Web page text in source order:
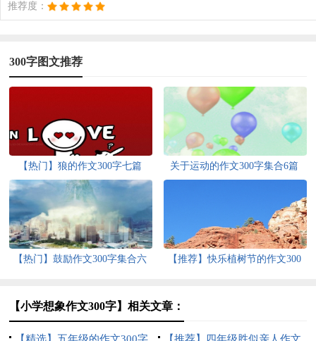
推荐度：
300字图文推荐
【热门】狼的作文300字七篇 关于运动的作文300字集合6篇
【热门】鼓励作文300字集合六
【推荐】快乐植树节的作文300
【小学想象作文300字】相关文章：
【精选】五年级的作文300字 【推荐】四年级胜似亲人作文